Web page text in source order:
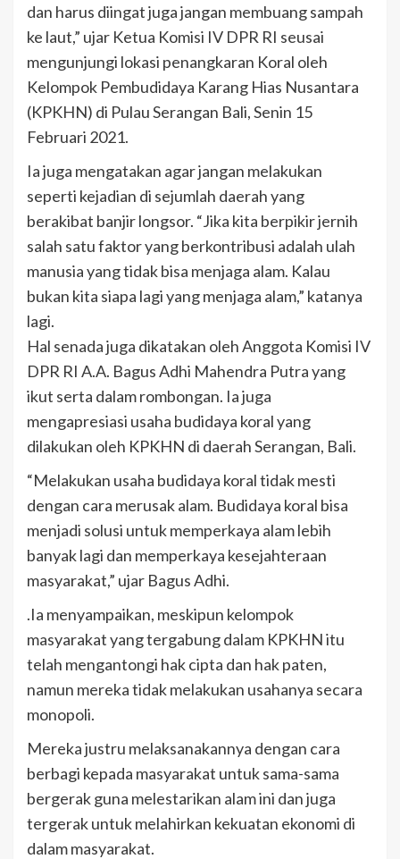
dan harus diingat juga jangan membuang sampah
ke laut,” ujar Ketua Komisi IV DPR RI seusai
mengunjungi lokasi penangkaran Koral oleh
Kelompok Pembudidaya Karang Hias Nusantara
(KPKHN) di Pulau Serangan Bali, Senin 15
Februari 2021.
Ia juga mengatakan agar jangan melakukan
seperti kejadian di sejumlah daerah yang
berakibat banjir longsor. “Jika kita berpikir jernih
salah satu faktor yang berkontribusi adalah ulah
manusia yang tidak bisa menjaga alam. Kalau
bukan kita siapa lagi yang menjaga alam,” katanya
lagi.
Hal senada juga dikatakan oleh Anggota Komisi IV
DPR RI A.A. Bagus Adhi Mahendra Putra yang
ikut serta dalam rombongan. Ia juga
mengapresiasi usaha budidaya koral yang
dilakukan oleh KPKHN di daerah Serangan, Bali.
“Melakukan usaha budidaya koral tidak mesti
dengan cara merusak alam. Budidaya koral bisa
menjadi solusi untuk memperkaya alam lebih
banyak lagi dan memperkaya kesejahteraan
masyarakat,” ujar Bagus Adhi.
.Ia menyampaikan, meskipun kelompok
masyarakat yang tergabung dalam KPKHN itu
telah mengantongi hak cipta dan hak paten,
namun mereka tidak melakukan usahanya secara
monopoli.
Mereka justru melaksanakannya dengan cara
berbagi kepada masyarakat untuk sama-sama
bergerak guna melestarikan alam ini dan juga
tergerak untuk melahirkan kekuatan ekonomi di
dalam masyarakat.